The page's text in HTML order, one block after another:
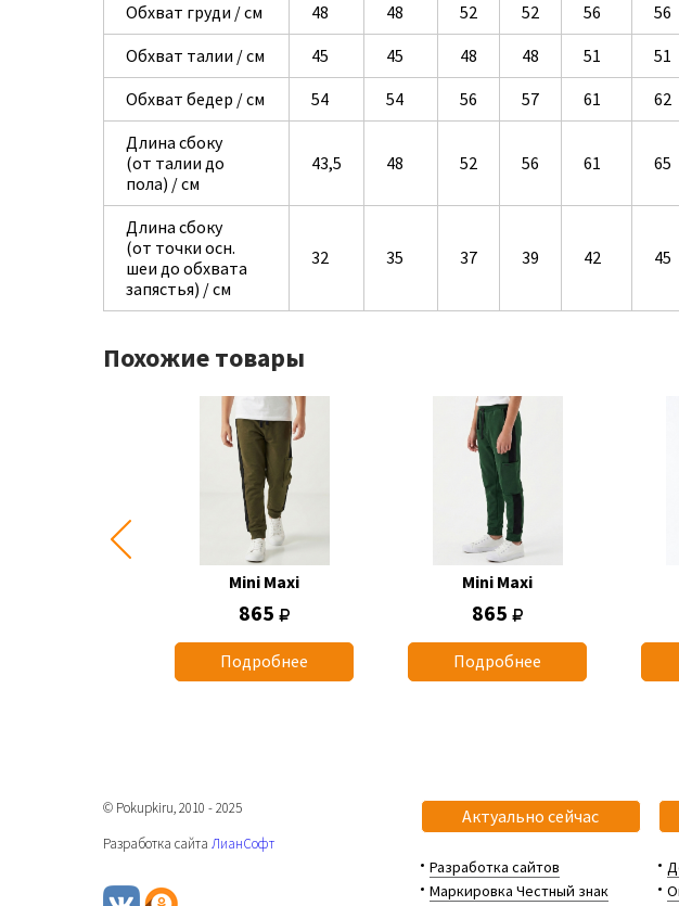
Обхват груди / см
48 48 52 52 56 56
Обхват талии / см
45 45 48 48 51 51
Обхват бедер / см
54 54 56 57 61 62
Длина сбоку
(от талии до
пола) / см
43,5 48 52 56 61 65
Длина сбоку
(от точки осн.
шеи до обхвата
запястья) / см
32 35 37 39 42 45
Похожие товары
Mini Maxi
865
Подробнее
Mini Maxi
865
Подробнее
Актуально сейчас
Разработка сайтов
Маркировка Честный знак
© Pokupkiru, 2010 - 2025
Разработка сайта ЛианСофт